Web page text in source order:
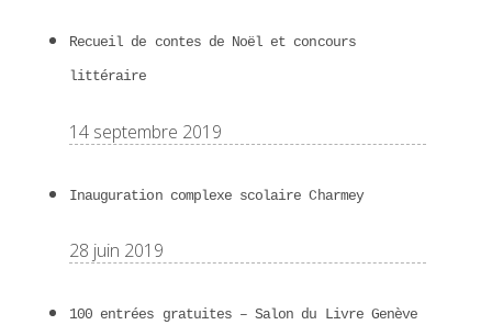
Recueil de contes de Noël et concours
littéraire
14 septembre 2019
Inauguration complexe scolaire Charmey
28 juin 2019
100 entrées gratuites – Salon du Livre Genève